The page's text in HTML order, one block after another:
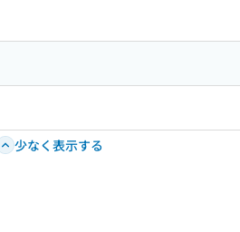
少なく表示する